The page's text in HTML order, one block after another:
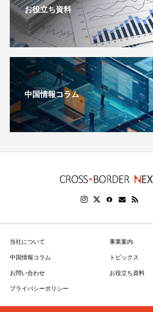
お役立ち資料
中国情報コラム
当社について 事業案内
中国情報コラム トピックス
お問い合わせ お役立ち資料
プライバシーポリシー